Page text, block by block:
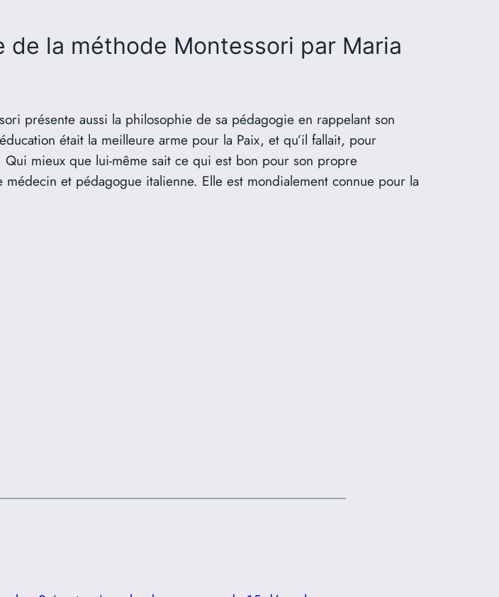
de la méthode Montessori par Maria
présente aussi la philosophie de sa pédagogie en rappelant son
était la meilleure arme pour la Paix, et qu’il fallait, pour
mieux que lui-même sait ce qui est bon pour son propre
et pédagogue italienne. Elle est mondialement connue pour la